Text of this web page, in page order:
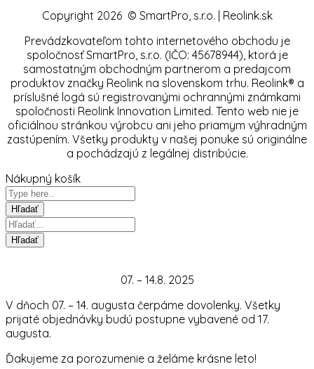
Copyright 2026 © SmartPro, s.r.o. | Reolink.sk
Prevádzkovateľom tohto internetového obchodu je
spoločnosť SmartPro, s.r.o. (IČO: 45678944), ktorá je
samostatným obchodným partnerom a predajcom
produktov značky Reolink na slovenskom trhu. Reolink® a
príslušné logá sú registrovanými ochrannými známkami
spoločnosti Reolink Innovation Limited. Tento web nie je
oficiálnou stránkou výrobcu ani jeho priamym výhradným
zastúpením. Všetky produkty v našej ponuke sú originálne
a pochádzajú z legálnej distribúcie.
Nákupný košík
07. – 14.8. 2025
V dňoch 07. – 14. augusta čerpáme dovolenky. Všetky
prijaté objednávky budú postupne vybavené od 17.
augusta.
Ďakujeme za porozumenie a želáme krásne leto!